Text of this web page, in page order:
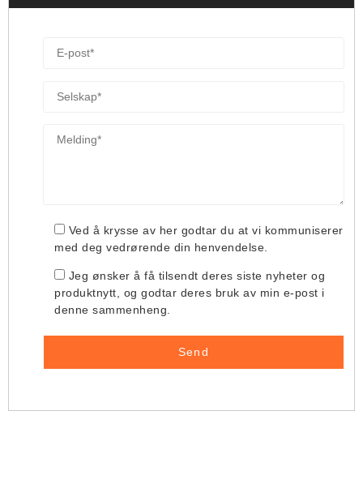
Ved å krysse av her godtar du at vi kommuniserer
med deg vedrørende din henvendelse.
Jeg ønsker å få tilsendt deres siste nyheter og
produktnytt, og godtar deres bruk av min e-post i
denne sammenheng.